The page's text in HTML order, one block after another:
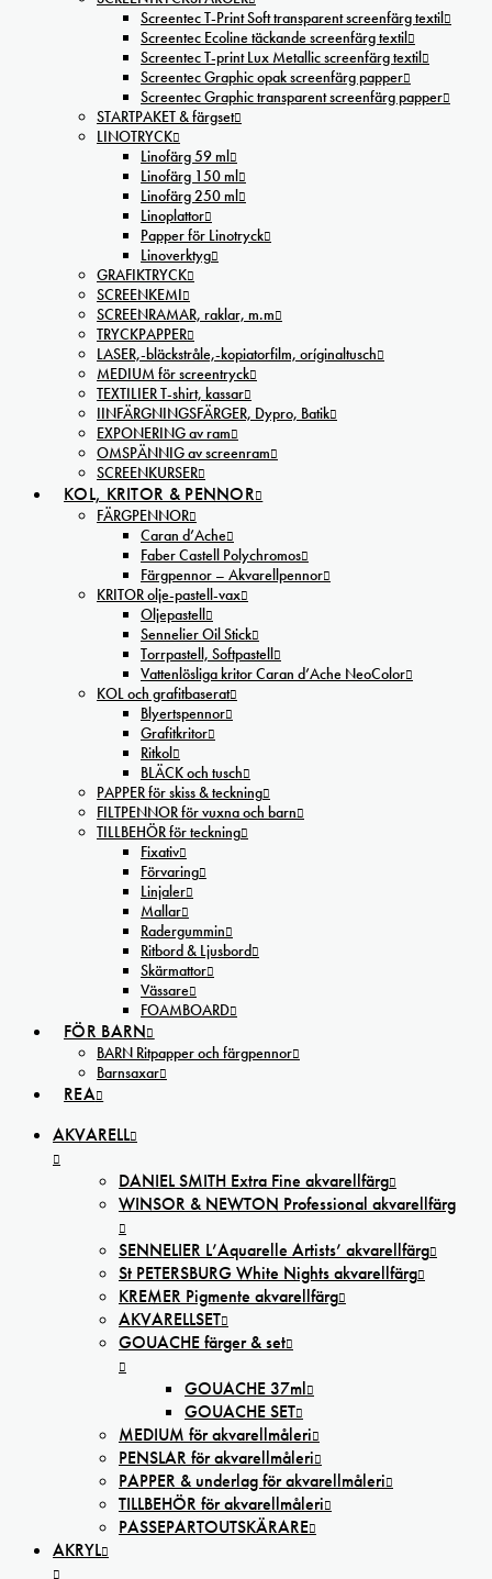
Screentec T-Print Soft transparent screenfärg textil
Screentec Ecoline täckande screenfärg textil
Screentec T-print Lux Metallic screenfärg textil
Screentec Graphic opak screenfärg papper
Screentec Graphic transparent screenfärg papper
STARTPAKET & färgset
LINOTRYCK
Linofärg 59 ml
Linofärg 150 ml
Linofärg 250 ml
Linoplattor
Papper för Linotryck
Linoverktyg
GRAFIKTRYCK
SCREENKEMI
SCREENRAMAR, raklar, m.m
TRYCKPAPPER
LASER,-bläckstråle,-kopiatorfilm, oríginaltusch
MEDIUM för screentryck
TEXTILIER T-shirt, kassar
IINFÄRGNINGSFÄRGER, Dypro, Batik
EXPONERING av ram
OMSPÄNNIG av screenram
SCREENKURSER
KOL, KRITOR & PENNOR
FÄRGPENNOR
Caran d’Ache
Faber Castell Polychromos
Färgpennor – Akvarellpennor
KRITOR olje-pastell-vax
Oljepastell
Sennelier Oil Stick
Torrpastell, Softpastell
Vattenlösliga kritor Caran d’Ache NeoColor
KOL och grafitbaserat
Blyertspennor
Grafitkritor
Ritkol
BLÄCK och tusch
PAPPER för skiss & teckning
FILTPENNOR för vuxna och barn
TILLBEHÖR för teckning
Fixativ
Förvaring
Linjaler
Mallar
Radergummin
Ritbord & Ljusbord
Skärmattor
Vässare
FOAMBOARD
FÖR BARN
BARN Ritpapper och färgpennor
Barnsaxar
REA
AKVARELL
DANIEL SMITH Extra Fine akvarellfärg
WINSOR & NEWTON Professional akvarellfärg
SENNELIER L’Aquarelle Artists’ akvarellfärg
St PETERSBURG White Nights akvarellfärg
KREMER Pigmente akvarellfärg
AKVARELLSET
GOUACHE färger & set
GOUACHE 37ml
GOUACHE SET
MEDIUM för akvarellmåleri
PENSLAR för akvarellmåleri
PAPPER & underlag för akvarellmåleri
TILLBEHÖR för akvarellmåleri
PASSEPARTOUTSKÄRARE
AKRYL